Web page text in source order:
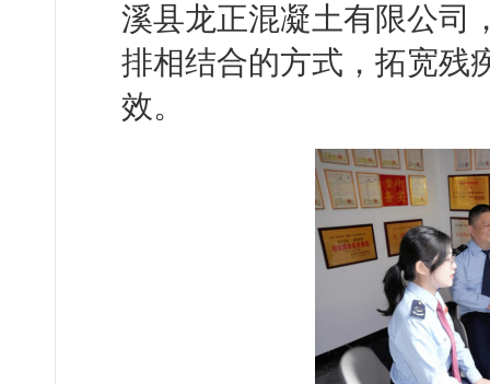
溪县龙正混凝土有限公司
排相结合的方式，拓宽残
效。